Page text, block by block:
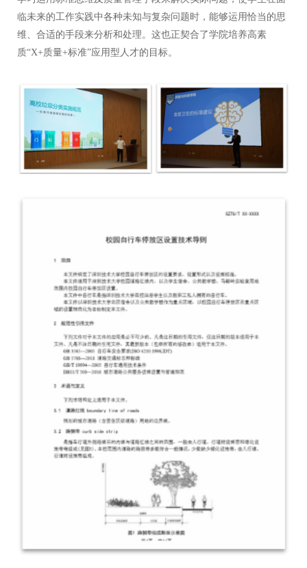
临未来的工作实践中各种未知与复杂问题时，能够运用恰当的思
维、合适的手段来分析和处理。这也正契合了学院培养高素
质“X+质量+标准”应用型人才的 目标。